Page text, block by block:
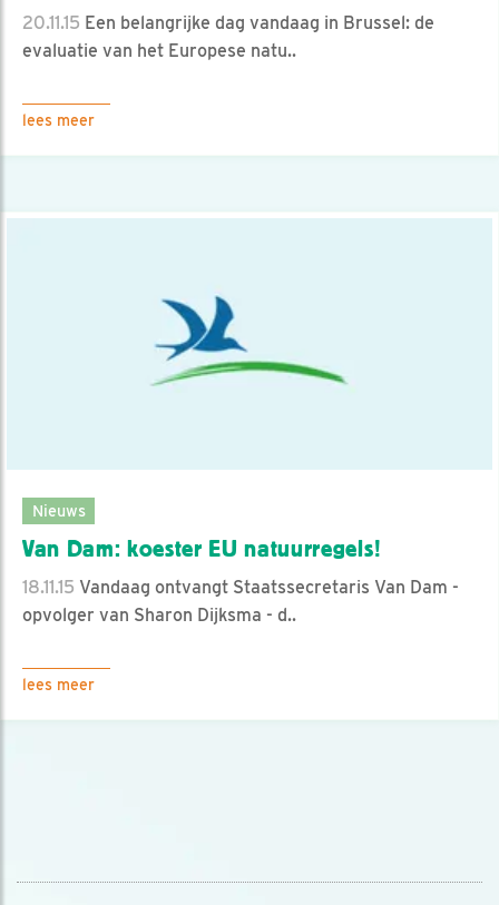
20.11.15 Een belangrijke dag vandaag in Brussel: de
evaluatie van het Europese natu..
lees meer
Nieuws
Van Dam: koester EU natuurregels!
18.11.15 Vandaag ontvangt Staatssecretaris Van Dam -
opvolger van Sharon Dijksma - d..
lees meer